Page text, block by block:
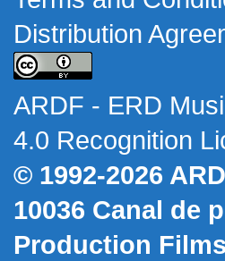
Distribution
ARDF - ERD
4.0 Recognition
© 1992-2026
10036 Canal de
Production Films